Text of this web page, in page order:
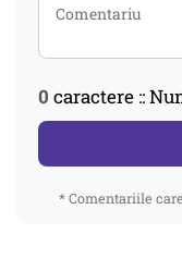
0 caractere ::
* Comentariile